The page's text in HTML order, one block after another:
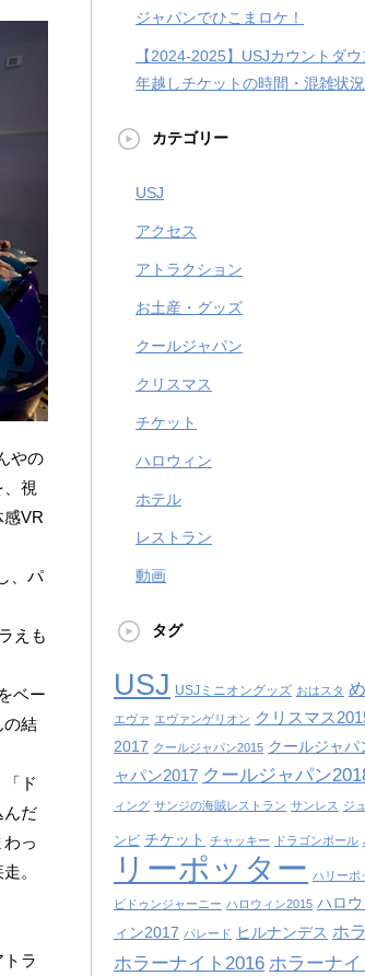
やの
視
VR
、パ
えも
ベー
の結
ド
んだ
っ
。
ラ
ジャパンでひこまロケ！
【2024-2025】USJカウントダ
年越しチケットの時間・混雑状況
カテゴリー
USJ
アクセス
アトラクション
お土産・グッズ
クールジャパン
クリスマス
チケット
ハロウィン
ホテル
レストラン
動画
タグ
USJ USJミニオングッズ おはスタ
エヴァ エヴァンゲリオン クリスマス
2017 クールジャパン2015 クールジャパ
ャパン2017 クールジャパン
ィング サンジの海賊レストラン サンレス ジ
ンビ チケット チャッキー ドラゴンボール
リーポッター ハリーポ
ビドゥンジャーニー ハロウィン2015 ハロ
ィン2017 パレード ヒルナンデス ホ
ホラーナイト2016 ホラーナ